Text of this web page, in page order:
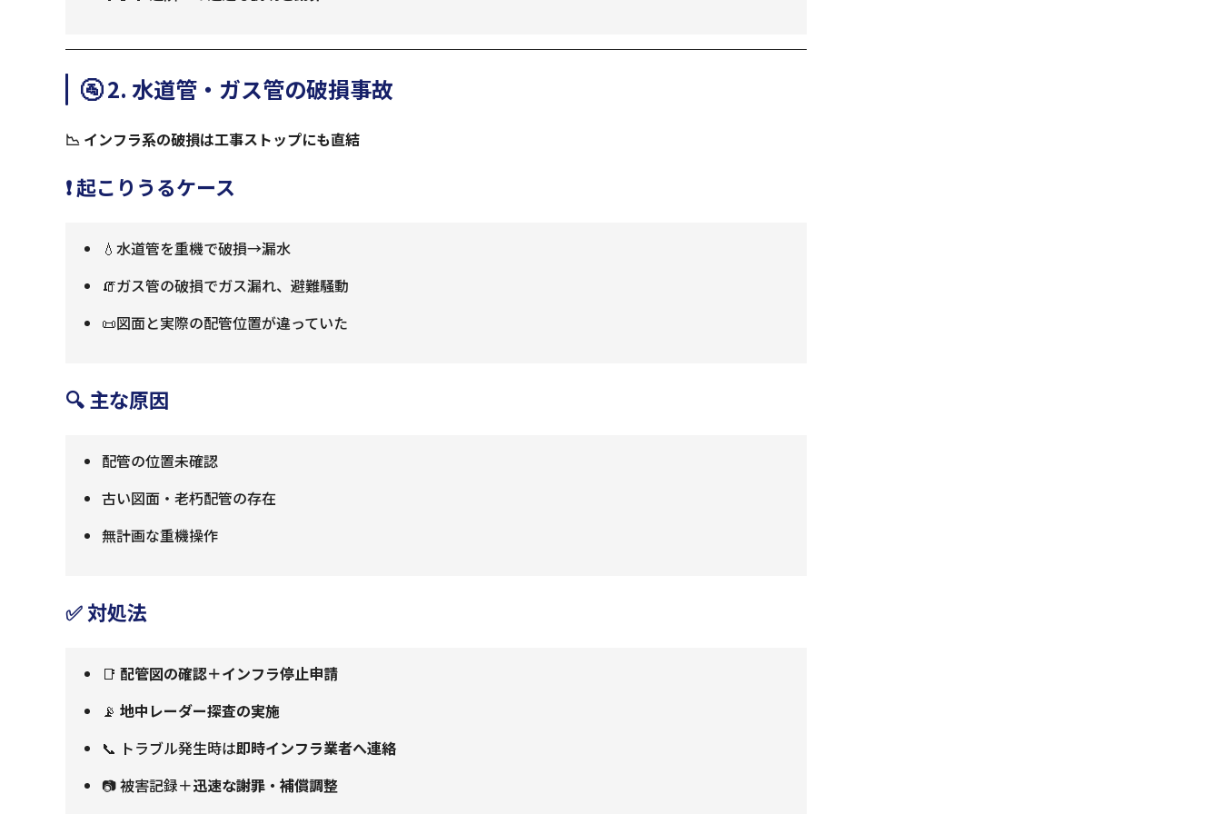
🚰 2. 水道管・ガス管の破損事故
📉 インフラ系の破損は工事ストップにも直結
❗ 起こりうるケース
💧水道管を重機で破損→漏水
🧯ガス管の破損でガス漏れ、避難騒動
📜図面と実際の配管位置が違っていた
🔍 主な原因
配管の位置未確認
古い図面・老朽配管の存在
無計画な重機操作
✅ 対処法
📑 配管図の確認＋インフラ停止申請
📡 地中レーダー探査の実施
📞 トラブル発生時は即時インフラ業者へ連絡
📷 被害記録＋迅速な謝罪・補償調整